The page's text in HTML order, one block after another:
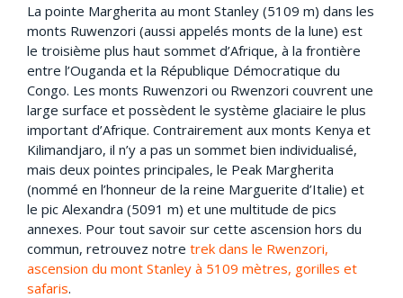
La pointe Margherita au mont Stanley (5109 m) dans les
monts Ruwenzori (aussi appelés monts de la lune) est
le troisième plus haut sommet d’Afrique, à la frontière
entre l’Ouganda et la République Démocratique du
Congo. Les monts Ruwenzori ou Rwenzori couvrent une
large surface et possèdent le système glaciaire le plus
important d’Afrique. Contrairement aux monts Kenya et
Kilimandjaro, il n’y a pas un sommet bien individualisé,
mais deux pointes principales, le Peak Margherita
(nommé en l’honneur de la reine Marguerite d’Italie) et
le pic Alexandra (5091 m) et une multitude de pics
annexes. Pour tout savoir sur cette ascension hors du
commun, retrouvez notre trek dans le Rwenzori,
ascension du mont Stanley à 5109 mètres, gorilles et
safaris.